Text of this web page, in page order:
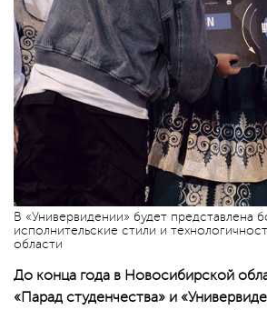
В «Универвидении» будет представлена
исполнительские стили и
области
До конца года в Новосибирской
«Парад студенчества» и